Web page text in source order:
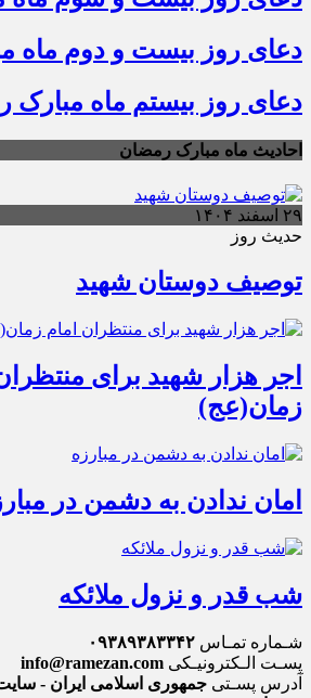
دعای روز بیست و دوم ماه
دعای روز بیستم ماه مبارک
احادیث ماه مبارک رمضان
۲۹ اسفند ۱۴۰۴
حدیث روز
توصیف دوستان شهید
اجر هزار شهید برای
زمان(عج)
امان ندادن به دشمن در
شب قدر و نزول ملائکه
شـماره تمـاس ۰۹۳۸۹۳۸۳۳۴۲
پسـت الـکترونیـکی info@ramezan.com
آدرس پسـتی جمهوری اسلامی ایران -